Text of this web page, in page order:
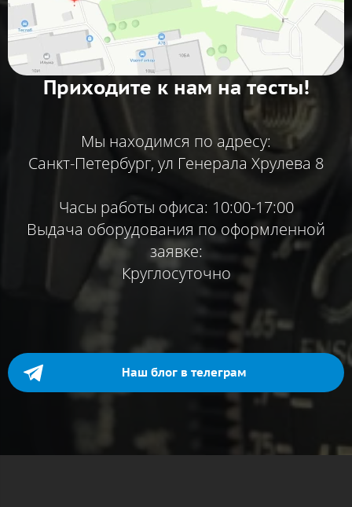
Приходите к нам на тесты!
Мы находимся по адресу:
Санкт-Петербург, ул Генерала Хрулева 8
Часы работы офиса: 10:00-17:00
Выдача оборудования по оформленной
заявке:
Круглосуточно
Наш блог в телеграм